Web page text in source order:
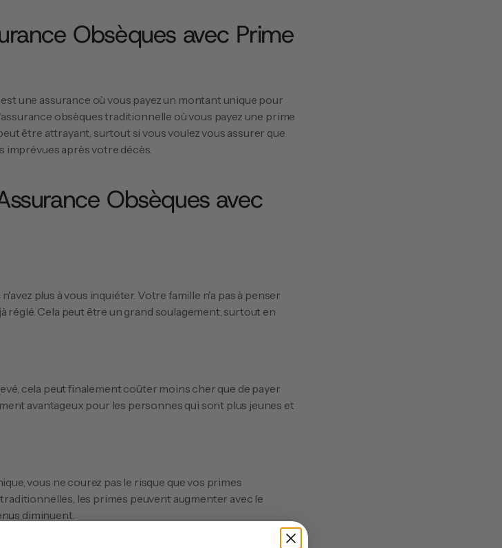
Obsèques avec Prime
une assurance où vous payez un montant unique pour
obsèques traditionnelle où vous payez une prime
être attrayant, surtout si vous voulez vous assurer que
imprévues après votre décès.
Obsèques avec
plus à vous inquiéter. Votre famille n'a pas à penser
réglé. Cela peut être un grand soulagement, surtout en
cela peut finalement coûter moins cher que de payer
avantageux pour les personnes qui sont plus jeunes et
vous ne courez pas le risque que vos primes
les primes peuvent augmenter avec le
diminuent.